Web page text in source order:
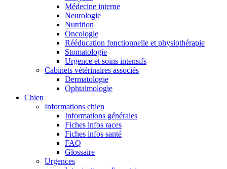
Médecine interne
Neurologie
Nutrition
Oncologie
Rééducation fonctionnelle et physiothérapie
Stomatologie
Urgence et soins intensifs
Cabinets vétérinaires associés
Dermatologie
Ophtalmologie
Chien
Informations chien
Informations générales
Fiches infos races
Fiches infos santé
FAQ
Glossaire
Urgences